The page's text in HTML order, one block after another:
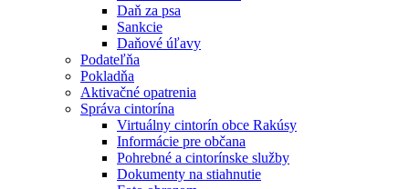
Daň za psa
Sankcie
Daňové úľavy
Podateľňa
Pokladňa
Aktivačné opatrenia
Správa cintorína
Virtuálny cintorín obce Rakúsy
Informácie pre občana
Pohrebné a cintorínske služby
Dokumenty na stiahnutie